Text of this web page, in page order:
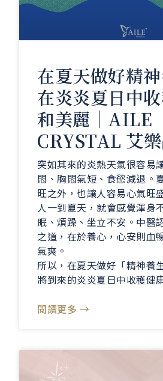
在夏天做好精神
在炎炎夏日中
和美麗｜AILE
CRYSTAL 艾
突如其來的炎熱天氣很容易
悶、胸悶氣短、食慾減退。
旺之外，也讓人容易心氣旺
人一到夏天，就會感覺渾身
眠、煩躁、坐立不安。中醫
之道，在於養心，心安則血
氣爽。
所以，在夏天做好「精神養
將到來的炎炎夏日中收穫健
閱讀更多 →